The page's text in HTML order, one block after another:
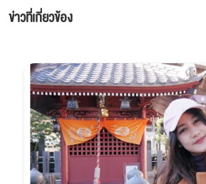
ข่าวที่เกี่ยวข้อง